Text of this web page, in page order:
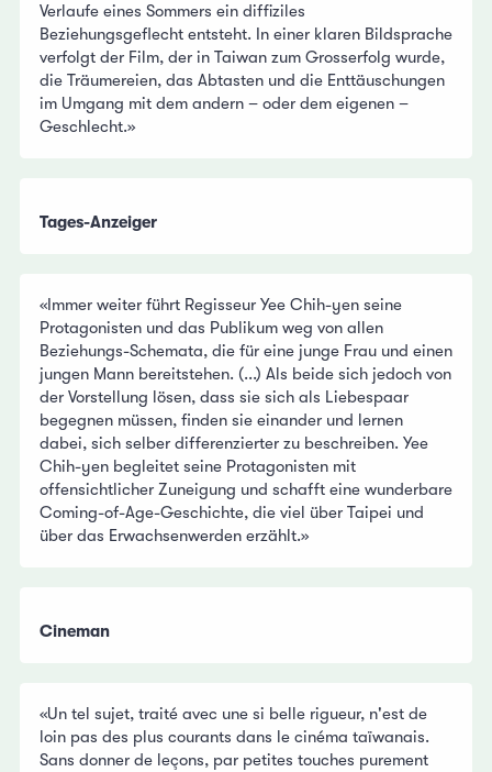
Verlaufe eines Sommers ein diffiziles
Beziehungsgeflecht entsteht. In einer klaren Bildsprache
verfolgt der Film, der in Taiwan zum Grosserfolg wurde,
die Träumereien, das Abtasten und die Enttäuschungen
im Umgang mit dem andern – oder dem eigenen –
Geschlecht.»
Tages-Anzeiger
«Immer weiter führt Regisseur Yee Chih-yen seine
Protagonisten und das Publikum weg von allen
Beziehungs-Schemata, die für eine junge Frau und einen
jungen Mann bereitstehen. (...) Als beide sich jedoch von
der Vorstellung lösen, dass sie sich als Liebespaar
begegnen müssen, finden sie einander und lernen
dabei, sich selber differenzierter zu beschreiben. Yee
Chih-yen begleitet seine Protagonisten mit
offensichtlicher Zuneigung und schafft eine wunderbare
Coming-of-Age-Geschichte, die viel über Taipei und
über das Erwachsenwerden erzählt.»
Cineman
«Un tel sujet, traité avec une si belle rigueur, n'est de
loin pas des plus courants dans le cinéma taïwanais.
Sans donner de leçons, par petites touches purement